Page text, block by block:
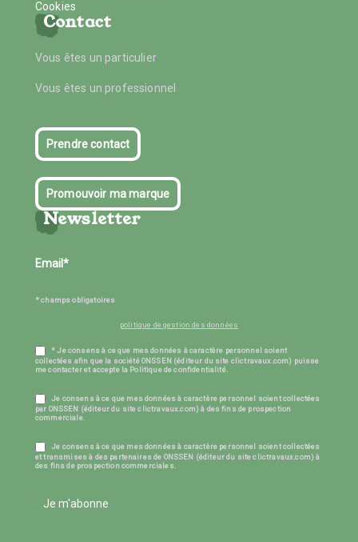
Cookies
Contact
Vous êtes un particulier
Vous êtes un professionnel
Prendre contact
Promouvoir ma marque
Newsletter
* champs obligatoires
politique de gestion des données
* Je consens à ce que mes données à caractère personnel soient
collectées afin que la société ONSSEN (éditeur du site clictravaux.com) puisse
me contacter et accepte la Politique de confidentialité.
Je consens à ce que mes données à caractère personnel soient collectées
par ONSSEN (éditeur du site clictravaux.com) à des fins de prospection
commerciale.
Je consens à ce que mes données à caractère personnel soient collectées
et transmises à des partenaires de ONSSEN (éditeur du site clictravaux.com) à
des fins de prospection commerciales.
Je m'abonne